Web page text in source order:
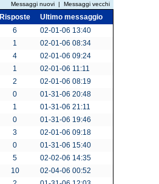
Messaggi nuovi | Messaggi vecchi
Risposte
Ultimo messaggio
6
02-01-06 13:40
1
02-01-06 08:34
4
02-01-06 09:24
1
02-01-06 11:11
2
02-01-06 08:19
0
01-31-06 20:48
1
01-31-06 21:11
0
01-31-06 19:46
3
02-01-06 09:18
0
01-31-06 15:40
5
02-02-06 14:35
10
02-04-06 00:52